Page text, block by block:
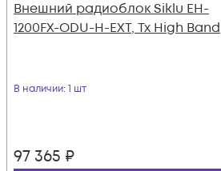
Внешний радиоблок Siklu EH-
1200FX-ODU-H-EXT, Tx High Band
В наличии: 1 шт
97 365 ₽